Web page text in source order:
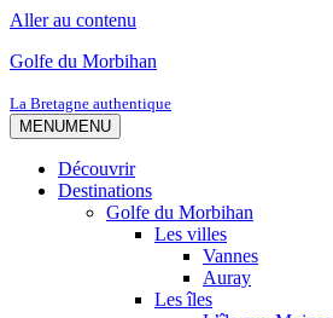
Aller au contenu
Golfe du Morbihan
La Bretagne authentique
MENUMENU
Découvrir
Destinations
Golfe du Morbihan
Les villes
Vannes
Auray
Les îles